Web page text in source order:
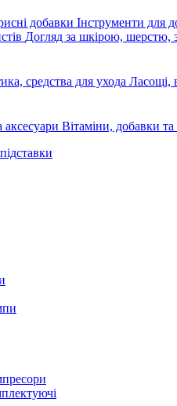
добавки Інструменти для
Догляд за шкірою, шерстю,
средства для ухода Ласощі,
аксесуари Вітаміни, добавки та